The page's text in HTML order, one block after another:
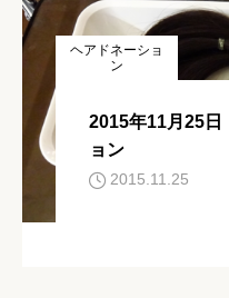
ヘアドネーショ
ン
2015年11月25日
ョン
2015.11.25